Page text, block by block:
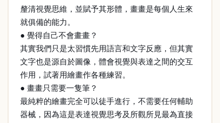
釐清視覺思維，並賦予其形體，畫畫是每個人生來
就俱備的能力。
● 覺得自己不會畫畫？
其實我們只是太習慣先用語言和文字反應，但其實
文字也是源自於圖像，體會視覺與表達之間的交互
作用，試著用繪畫作各種練習。
● 畫畫只需要一隻筆？
最純粹的繪畫完全可以徒手進行，不需要任何輔助
器械，因為這是表達視覺思考及所觀所見最為直接